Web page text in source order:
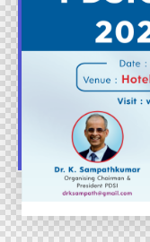
Dicta sunt
voluptatem
aut fugit, sed
aut odit aut